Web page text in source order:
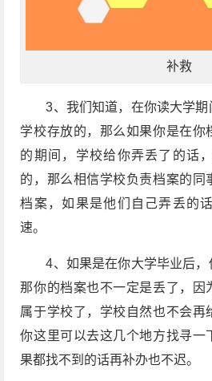
补救
3、我们知道，在你读大学
学校存放的，那么如果你是在你
的期间，学校给你弄丢了的话
的，那么相信学校负责档案的同
档案，如果是他们自己弄丢的
速。
4、如果是在你大学毕业后，
那你的档案也不一定是丢了，因
属于学校了，学校自然也不会再
你这里可以去这几个地方找寻一
果都找不到的话再补办也不迟。